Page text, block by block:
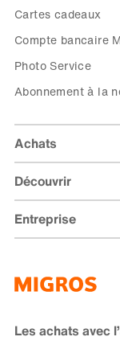
Cartes cadeaux
Compte bancaire
Photo Service
Abonnement à la
Achats
Livraison et frais
Abonnement de
Moyens de
Cumulus
Recherche de
Découvrir
Migusto
iMpuls
Banque Migros
Entreprise
Développement
Carrière
Les achats avec